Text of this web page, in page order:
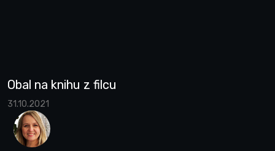
Obal na knihu z filcu
31.10.2021